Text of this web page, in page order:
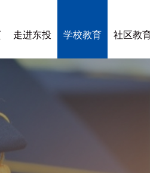
走进东投 学校教育 社区教